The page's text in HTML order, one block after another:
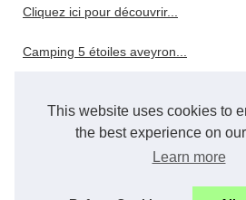
This website uses cookies to
the best experience on
Learn more
Cliquez ici pour découvrir...
Camping 5 étoiles aveyron...
Pourquoi choisir un hôtel 4...